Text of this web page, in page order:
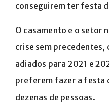
conseguirem ter festa
O casamento e o setor
crise sem precedentes,
adiados para 2021 e
preferem fazer a festa
dezenas de pessoas.